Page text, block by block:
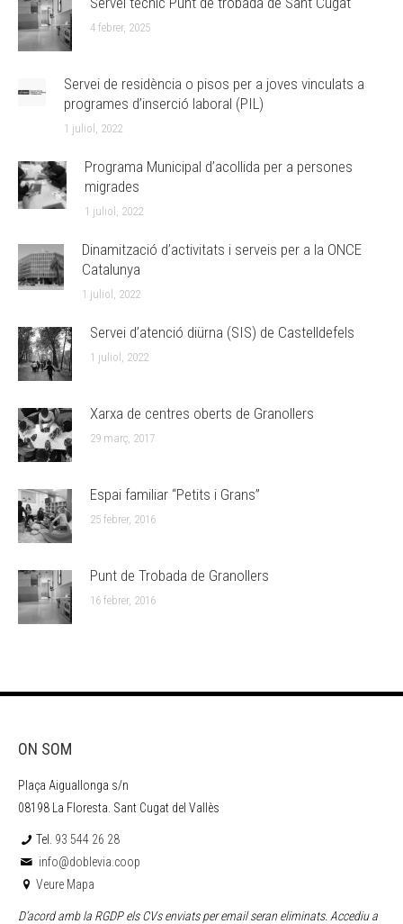
4 febrer, 2025
Servei de residència o pisos per a joves vinculats a
programes d’inserció laboral (PIL)
1 juliol, 2022
Programa Municipal d’acollida per a persones
migrades
1 juliol, 2022
Dinamització d’activitats i serveis per a la ONCE
Catalunya
1 juliol, 2022
Servei d’atenció diürna (SIS) de Castelldefels
1 juliol, 2022
Xarxa de centres oberts de Granollers
29 març, 2017
Espai familiar “Petits i Grans”
25 febrer, 2016
Punt de Trobada de Granollers
16 febrer, 2016
ON SOM
Plaça Aiguallonga s/n
08198 La Floresta. Sant Cugat del Vallès
Tel. 93 544 26 28
info@doblevia.coop
Veure Mapa
D’acord amb la RGDP els CVs enviats per email seran eliminats. Accediu a